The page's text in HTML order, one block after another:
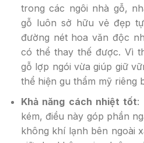
trong các ngôi nhà gỗ,
gỗ luôn sở hữu vẻ đẹp
đường nét hoa văn độc
có thể thay thế được. Vì
gỗ lợp ngói vừa giúp giữ
thể hiện gu thẩm mỹ riêng
Khả năng cách nhiệt tốt:
kém, điều này góp phần
không khí lạnh bên ngoài